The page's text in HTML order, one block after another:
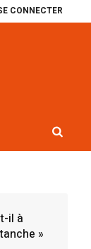
CONNECTER
ans de
il à
»